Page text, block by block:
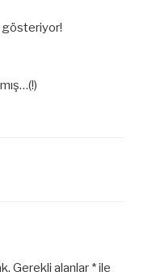
gösteriyor!
Gerekli alanlar *ile